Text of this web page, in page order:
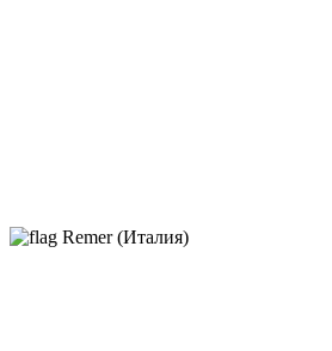
Remer (Италия)